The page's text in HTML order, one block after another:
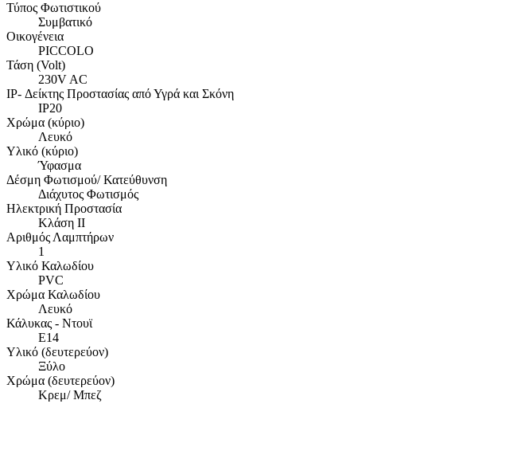
Τύπος Φωτιστικού
Συμβατικό
Οικογένεια
PICCOLO
Τάση (Volt)
230V AC
IP- Δείκτης Προστασίας από Υγρά και Σκόνη
IP20
Χρώμα (κύριο)
Λευκό
Υλικό (κύριο)
Ύφασμα
Δέσμη Φωτισμού/ Κατεύθυνση
Διάχυτος Φωτισμός
Ηλεκτρική Προστασία
Κλάση ΙΙ
Αριθμός Λαμπτήρων
1
Υλικό Καλωδίου
PVC
Χρώμα Καλωδίου
Λευκό
Κάλυκας - Ντουϊ
E14
Υλικό (δευτερεύον)
Ξύλο
Χρώμα (δευτερεύον)
Κρεμ/ Μπεζ